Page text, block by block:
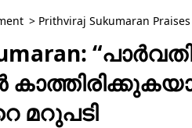
> Prithviraj Sukumaran
മറുപടി